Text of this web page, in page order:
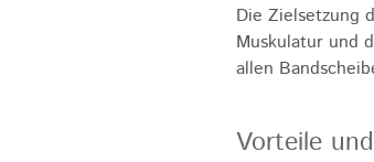
Die Zielsetzung
Muskulatur und
allen
Vorteile